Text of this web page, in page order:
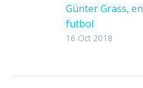
Günter Grass,
futbol
Günter Grass,
16 Oct 2018